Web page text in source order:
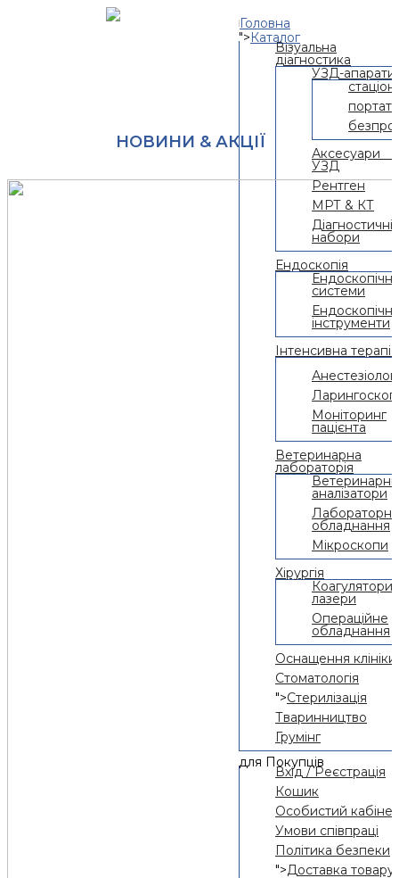
Головна
">Каталог
Візуальна
діагностика
УЗД-апарати
УЗД
Рентген
МРТ & КТ
Діагностичні
набори
Ендоскопія
Ендоскопічні
системи
Ендоскопічні
інструменти
Інтенсивна терапія
Моніторинг
пацієнта
Ветеринарна
лабораторія
Ветеринарні
аналізатори
Лабораторне
обладнання
Мікроскопи
Хірургія
лазери
Операційне
обладнання
Оснащення клініки
Стоматологія
">Стерилізація
Тваринництво
Грумінг
для Покупців
Вхід / Реєстрація
Кошик
Особистий кабінет
Умови співпраці
Політика безпеки
">Доставка товару
НОВИНИ & АКЦІЇ